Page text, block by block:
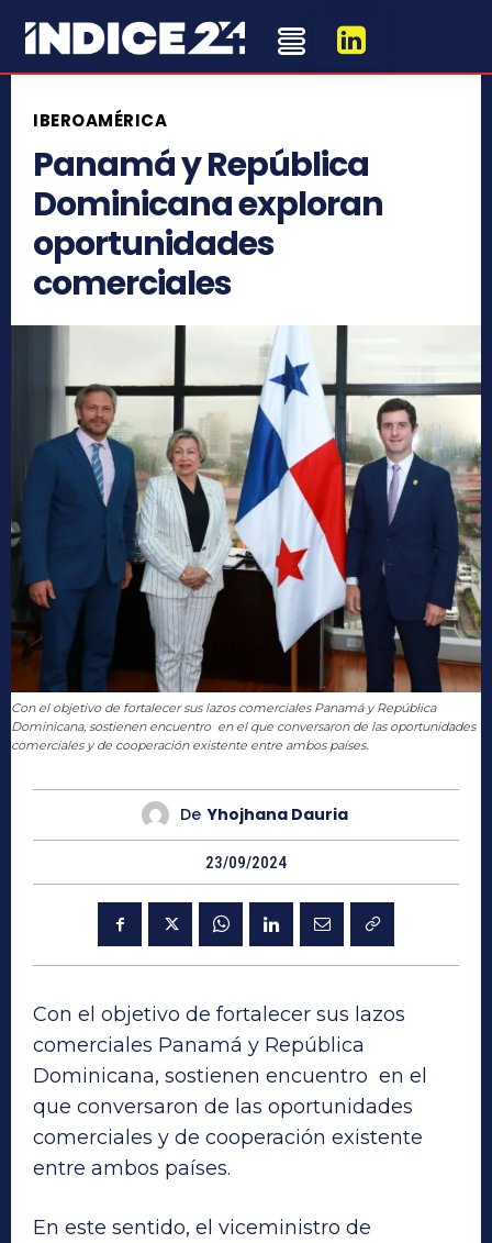
IBEROAMÉRICA
Panamá y República
Dominicana exploran
oportunidades
comerciales
Con el objetivo de fortalecer sus lazos comerciales Panamá y República
Dominicana, sostienen encuentro en el que conversaron de las oportunidades
comerciales y de cooperación existente entre ambos países.
De Yhojhana Dauria
23/09/2024
Con el objetivo de fortalecer sus lazos
comerciales Panamá y República
Dominicana, sostienen encuentro en el
que conversaron de las oportunidades
comerciales y de cooperación existente
entre ambos países.
En este sentido, el viceministro de